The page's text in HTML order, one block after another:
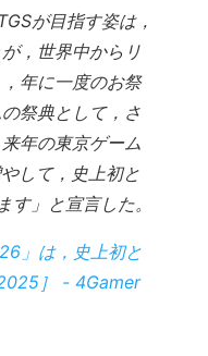
が目指す姿は，
，世界中からリ
年に一度のお祭
祭典として，さ
年の東京ゲーム
して，史上初と
」と宣言した。
」は，史上初と
］ - 4Gamer